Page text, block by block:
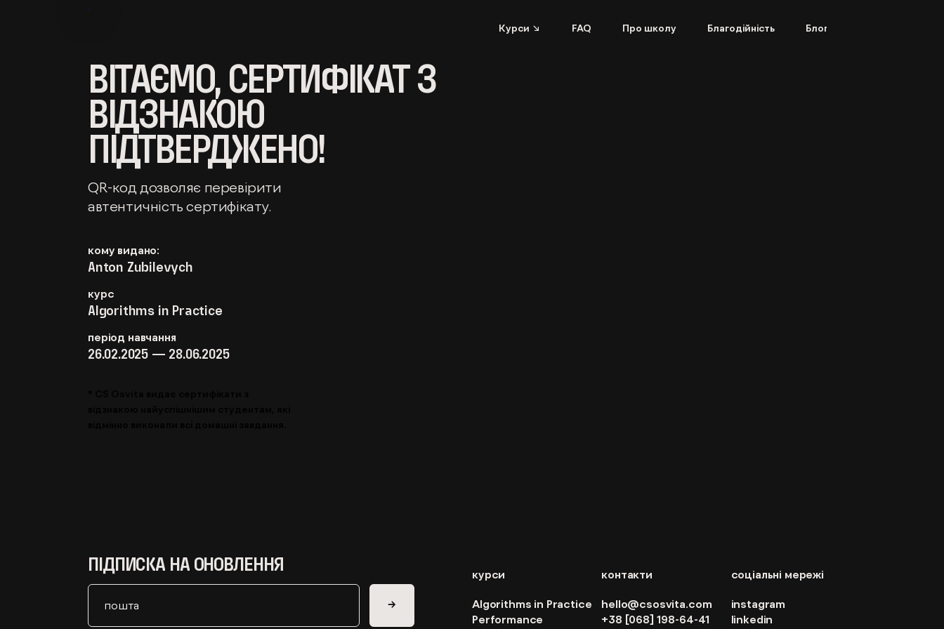
Курси ↘ FAQ Про школу Благодійність Блог
ВІТАЄМО, СЕРТИФІКАТ З
ВІДЗНАКОЮ
ПІДТВЕРДЖЕНО!
QR-код дозволяє перевірити
автентичність сертифікату.
кому видано:
Anton Zubilevych
курс
Algorithms in Practice
період навчання
26.02.2025 — 28.06.2025
→
ПІДПИСКА НА ОНОВЛЕННЯ
курси
Algorithms in Practice
Performance
контакти
hello@csosvita.com
+38 [068] 198-64-41
соціальні мережі
instagram
linkedin